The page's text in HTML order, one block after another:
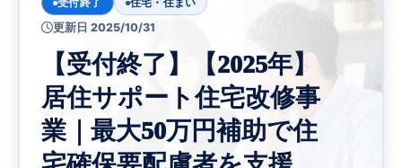
更新日 2025/10/31
【受付終了】【2025年】
居住サポート住宅改修事
業｜最大50万円補助で住